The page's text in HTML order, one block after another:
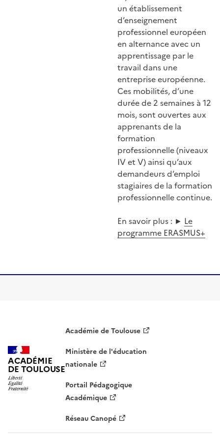
un établissement
d’enseignement
professionnel européen
en alternance avec un
apprentissage par le
travail dans une
entreprise européenne.
Ces mobilités, d’une
durée de 2 semaines à 12
mois, sont ouvertes aux
apprenants de la
formation
professionnelle (niveaux
IV et V) ainsi qu’aux
demandeurs d’emploi
stagiaires de la formation
professionnelle continue.
En savoir plus : ► Le
programme ERASMUS+
ACADÉMIE
DE TOULOUSE
Académie de Toulouse
Ministère de l'éducation
nationale
Portail Pédagogique
Académique
Réseau Canopé